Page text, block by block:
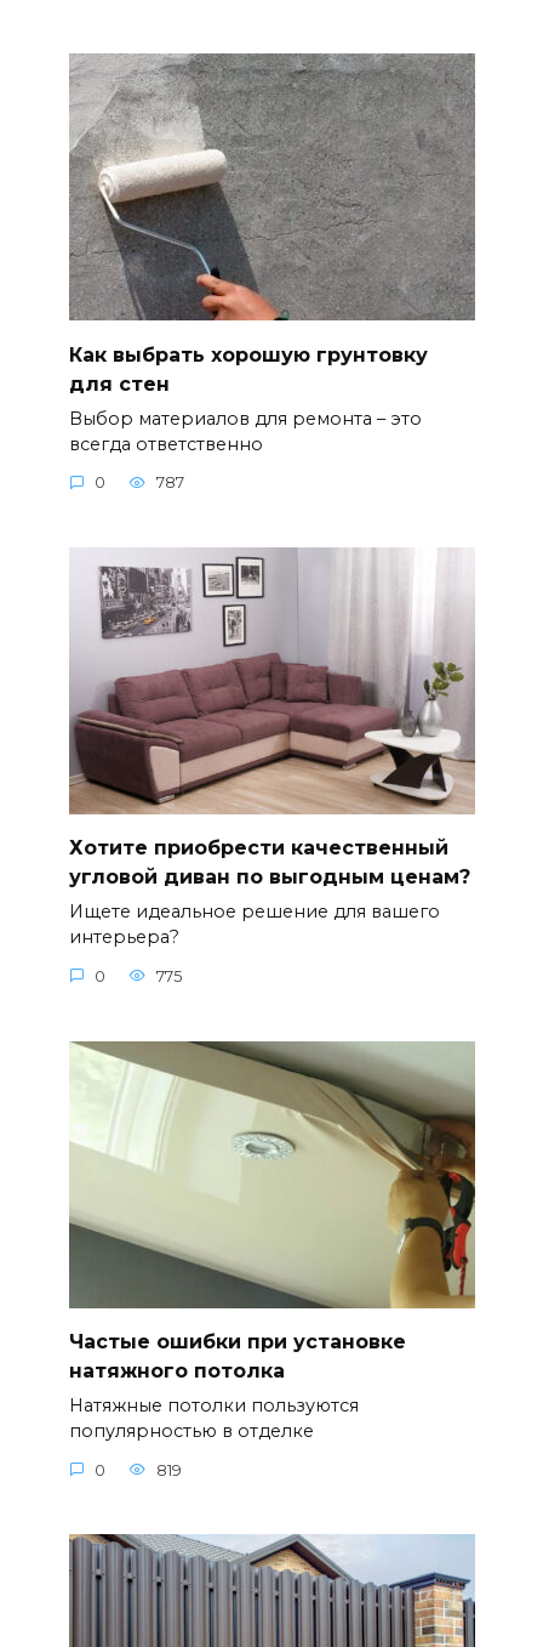
Как выбрать хорошую грунтовку
для стен
Выбор материалов для ремонта – это
всегда ответственно
0 787
Хотите приобрести качественный
угловой диван по выгодным ценам?
Ищете идеальное решение для вашего
интерьера?
0 775
Частые ошибки при установке
натяжного потолка
Натяжные потолки пользуются
популярностью в отделке
0 819